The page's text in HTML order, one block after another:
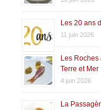
Les 20 ans
11 juin 2026
Les
Terre et Mer
4 juin 2026
La